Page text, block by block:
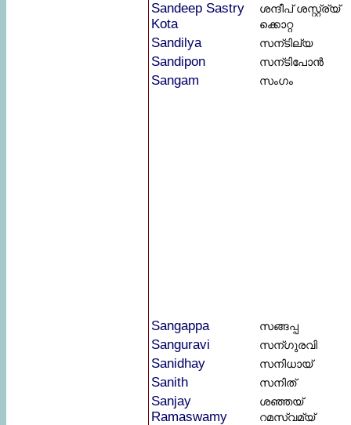
Sandeep Sastry
Kota
ശന്ദീപ് ശസ്റ്റ്ര്യ്
ക്കൊറ്റ
Sandilya സന്ടില്യ
Sandipon സന്ടിപോൻ
Sangam സംഗം
Sangappa സങ്ങപ്പ
Sanguravi സന്ഗുരവി
Sanidhay സനിധായ്
Sanith സനിത്
Sanjay
Ramaswamy
ശഞ്ഞയ്
റമസ്വമ്യ്